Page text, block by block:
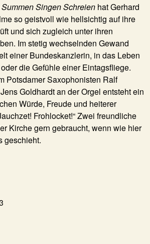
Summen Singen Schreien hat Gerhard
so geistvoll wie hellsichtig auf ihre
und sich zugleich unter ihren
Im stetig wechselnden Gewand
einer Bundeskanzlerin, in das Leben
die Gefühle einer Eintagsfliege.
Potsdamer Saxophonisten Ralf
Jens Goldhardtan der Orgel entsteht ein
Würde, Freude und heiterer
Frohlocket!“ Zwei freundliche
Kirche gern gebraucht, wenn wie hier
geschieht.